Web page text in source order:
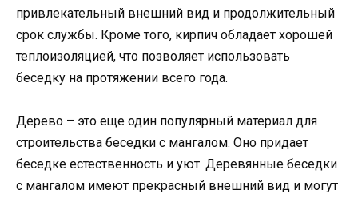
привлекательный внешний вид и продолжительный
срок службы. Кроме того, кирпич обладает хорошей
теплоизоляцией, что позволяет использовать
беседку на протяжении всего года.
Дерево – это еще один популярный материал для
строительства беседки с мангалом. Оно придает
беседке естественность и уют. Деревянные беседки
с мангалом имеют прекрасный внешний вид и могут